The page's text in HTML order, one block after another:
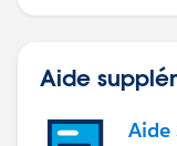
Aide
Aide